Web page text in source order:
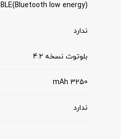
BLE(Bluetooth low energy)
ندارد
بلوتوث نسخه 4.2
3250 mAh
ندارد